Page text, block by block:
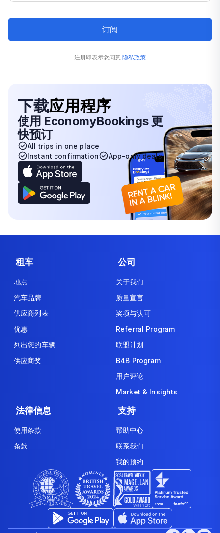
订阅
注册即表示您同意 隐私政策
下载应用程序
使用 EconomyBookings 更
快预订
All trips in one place
Instant confirmation
App-only deals
租车
地点
汽车品牌
供应商列表
优惠
列出您的车辆
供应商奖
公司
关于我们
质量宣言
奖项与认可
Referral Program
联盟计划
B4B Program
用户评论
Market & Insights
法律信息
使用条款
条款
支持
帮助中心
联系我们
我的预约